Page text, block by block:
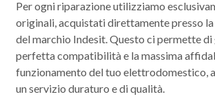
Per ogni riparazione utilizziamo
originali, acquistati direttamente presso la
del marchio Indesit. Questo ci permette
perfetta compatibilità e la massima
funzionamento del tuo elettrodomestico,
un servizio duraturo e di qualità.